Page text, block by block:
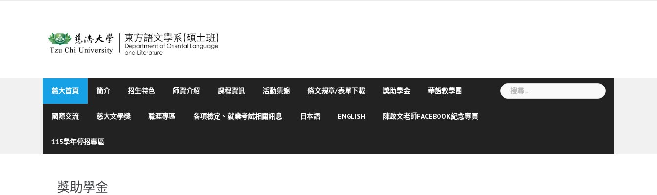
慈大首頁 簡介 招生特色 師資介紹 課程資訊 活動集錦 條文規章/表單下載 獎助學金 華語教學團
國際交流 慈大文學獎 職涯專區 各項檢定、就業考試相關訊息 日本語 ENGLISH 陳啟文老師FACEBOOK紀念專頁
115學年停招專區
搜
尋
獎助學金